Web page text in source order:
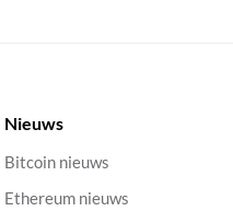
Nieuws
Bitcoin nieuws
Ethereum nieuws